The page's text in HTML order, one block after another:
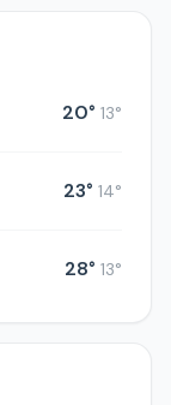
20° 13°
23° 14°
28° 13°